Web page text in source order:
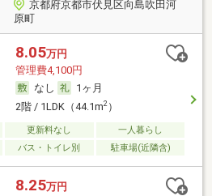
京都府京都市伏見区向島吹田河
原町
8.05万円
管理費4,100円
なし
1ヶ月
2階 / 1LDK（44.1m2）
更新料なし
一人暮らし
バス・トイレ別 駐車場(近隣含)
8.25万円